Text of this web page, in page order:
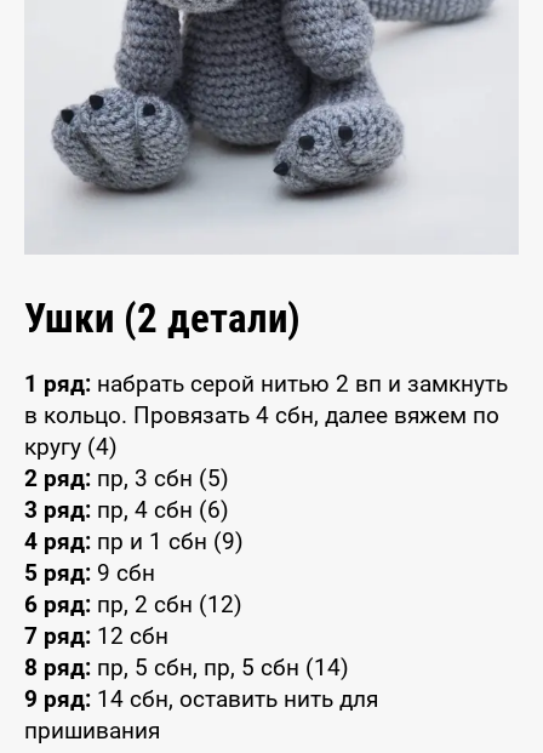
Ушки (2 детали)
1 ряд: набрать серой нитью 2 вп и замкнуть
в кольцо. Провязать 4 сбн, далее вяжем по
кругу (4)
2 ряд: пр, 3 сбн (5)
3 ряд: пр, 4 сбн (6)
4 ряд: пр и 1 сбн (9)
5 ряд: 9 сбн
6 ряд: пр, 2 сбн (12)
7 ряд: 12 сбн
8 ряд: пр, 5 сбн, пр, 5 сбн (14)
9 ряд: 14 сбн, оставить нить для
пришивания